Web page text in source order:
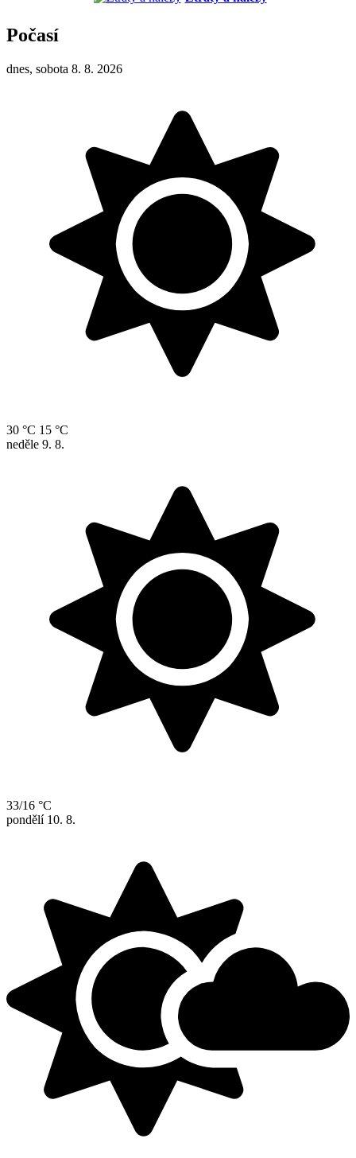
Počasí
dnes, sobota 8. 8. 2026
30 °C 15 °C
neděle 9. 8.
33/16 °C
pondělí 10. 8.